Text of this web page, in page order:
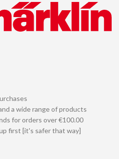
a wide range of products
for orders over €100.00
first [it's safer that way]